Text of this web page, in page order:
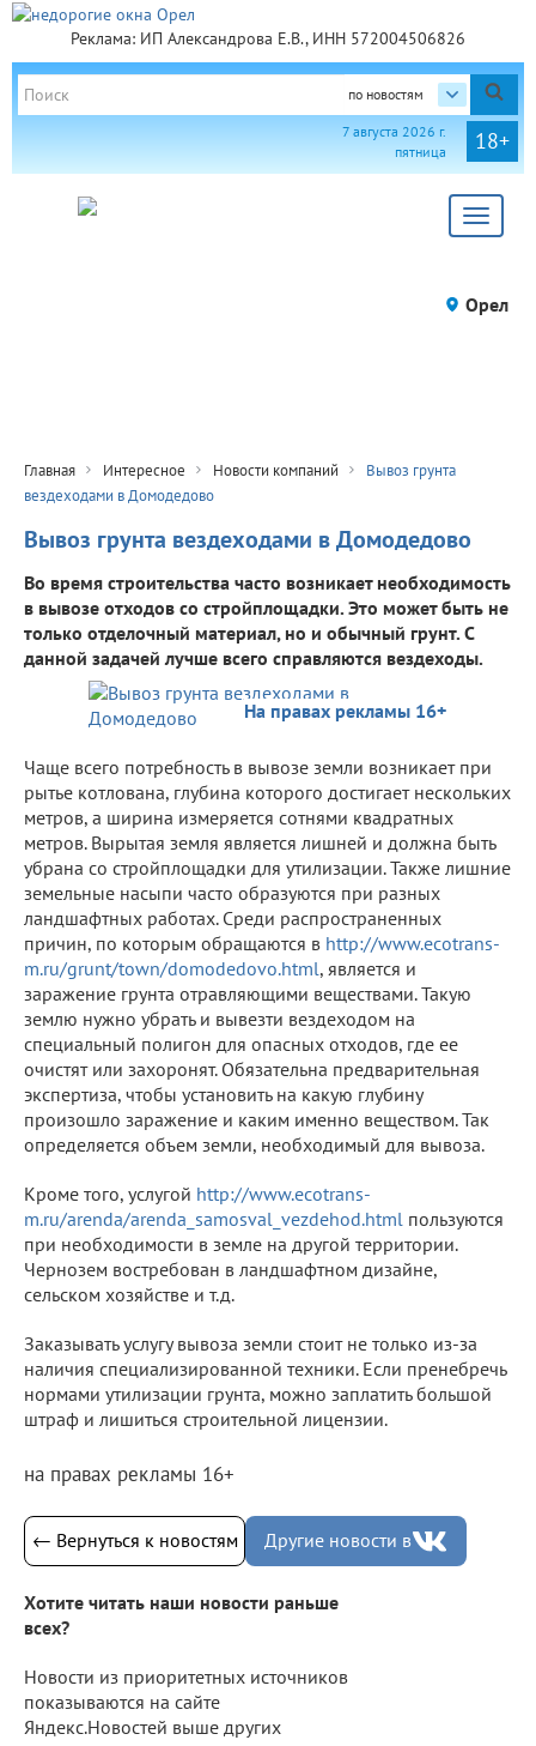
Реклама: ИП Александрова Е.В., ИНН 572004506826
по новостям
18+
7 августа 2026 г.
пятница
Toggle
Орел
Главная Интересное Новости компаний
Вывоз грунта
вездеходами в Домодедово
Вывоз грунта вездеходами в Домодедово
Во время строительства часто возникает необходимость
в вывозе отходов со стройплощадки. Это может быть не
только отделочный материал, но и обычный грунт. С
данной задачей лучше всего справляются вездеходы.
На правах рекламы 16+
Чаще всего потребность в вывозе земли возникает при
рытье котлована, глубина которого достигает нескольких
метров, а ширина измеряется сотнями квадратных
метров. Вырытая земля является лишней и должна быть
убрана со стройплощадки для утилизации. Также лишние
земельные насыпи часто образуются при разных
ландшафтных работах. Среди распространенных
причин, по которым обращаются в http://www.ecotrans-
m.ru/grunt/town/domodedovo.html, является и
заражение грунта отравляющими веществами. Такую
землю нужно убрать и вывезти вездеходом на
специальный полигон для опасных отходов, где ее
очистят или захоронят. Обязательна предварительная
экспертиза, чтобы установить на какую глубину
произошло заражение и каким именно веществом. Так
определяется объем земли, необходимый для вывоза.
Кроме того, услугой http://www.ecotrans-
m.ru/arenda/arenda_samosval_vezdehod.html пользуются
при необходимости в земле на другой территории.
Чернозем востребован в ландшафтном дизайне,
сельском хозяйстве и т.д.
Заказывать услугу вывоза земли стоит не только из-за
наличия специализированной техники. Если пренебречь
нормами утилизации грунта, можно заплатить большой
штраф и лишиться строительной лицензии.
на правах рекламы 16+
← Вернуться к новостям Другие новости в
Хотите читать наши новости раньше
всех?
Новости из приоритетных источников
показываются на сайте
Яндекс.Новостей выше других